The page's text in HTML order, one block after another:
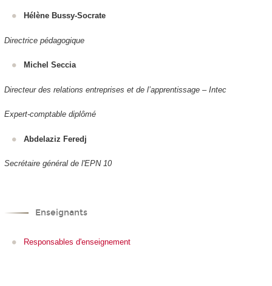
Hélène Bussy-Socrate
Directrice pédagogique
Michel Seccia
Directeur des relations entreprises et de l’apprentissage – Intec
Expert-comptable diplômé
Abdelaziz Feredj
Secrétaire général de l'EPN 10
Enseignants
Responsables d'enseignement